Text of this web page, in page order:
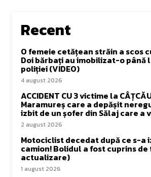
Recent
O femeie cetățean străin a scos
Doi bărbați au imobilizat-o până
poliției (VIDEO)
4 august 2026
ACCIDENT CU 3 victime la
Maramureș care a depășit
izbit de un șofer din Sălaj care a
2 august 2026
Motociclist decedat după ce s-a
camion! Bolidul a fost cuprins
actualizare)
1 august 2026